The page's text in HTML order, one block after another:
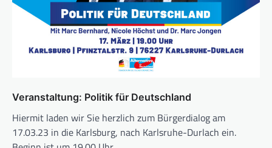
Veranstaltung: Politik für Deutschland
Hiermit laden wir Sie herzlich zum Bürgerdialog am
17.03.23 in die Karlsburg, nach Karlsruhe-Durlach ein.